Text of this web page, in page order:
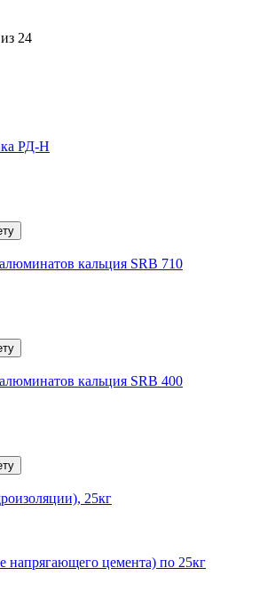
24
РД-Н
кальция SRB 710
кальция SRB 400
25кг
напрягающего цемента) по 25кг